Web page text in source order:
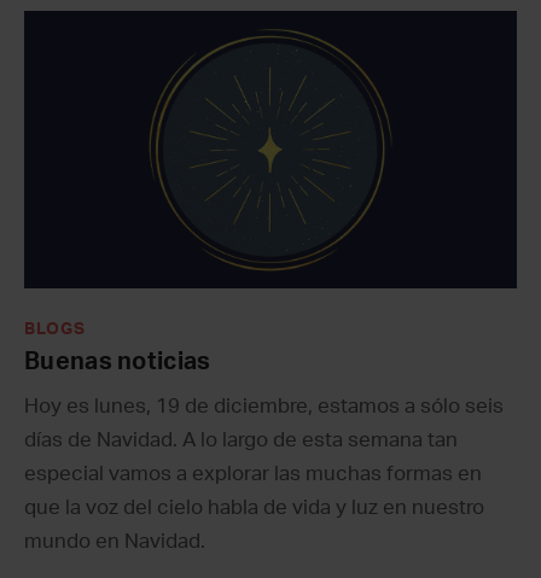
BLOGS
Buenas noticias
Hoy es lunes, 19 de diciembre, estamos a sólo seis
días de Navidad. A lo largo de esta semana tan
especial vamos a explorar las muchas formas en
que la voz del cielo habla de vida y luz en nuestro
mundo en Navidad.